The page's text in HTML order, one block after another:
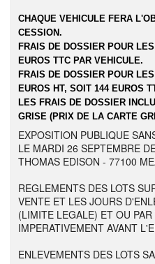
CHAQUE VEHICULE FERA
CESSION.
FRAIS DE DOSSIER POUR
EUROS TTC PAR VEHICULE.
FRAIS DE DOSSIER POUR
EUROS HT, SOIT 144 EUROS
LES FRAIS DE DOSSIER
GRISE (PRIX DE LA CARTE
EXPOSITION PUBLIQUE
LE MARDI 26 SEPTEMBRE
THOMAS EDISON - 77100
REGLEMENTS DES LOTS
VENTE ET LES JOURS
(LIMITE LEGALE) ET OU
IMPERATIVEMENT AVANT
ENLEVEMENTS DES LOTS